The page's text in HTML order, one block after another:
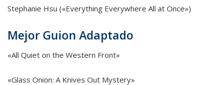
Stephanie Hsu («Everything Everywhere All at Once»)
Mejor Guion Adaptado
«All Quiet on the Western Front»
«Glass Onion: A Knives Out Mystery»